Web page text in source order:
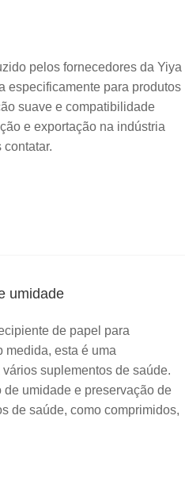
pelos fornecedores da Yiya
especificamente para produtos
suave e compatibilidade
e exportação na indústria
umidade
de papel para
medida, esta é uma
suplementos de saúde.
umidade e preservação de
de saúde, como comprimidos,